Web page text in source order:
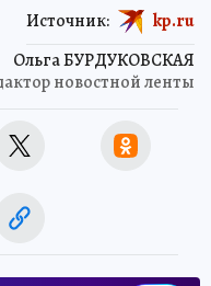
Ольга БУРДУКОВСКАЯ
новостной ленты
Источник: kp.ru